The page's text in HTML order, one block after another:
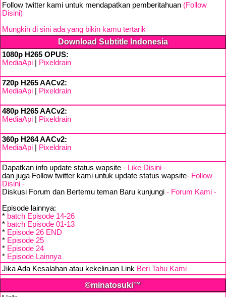
Follow twitter kami untuk mendapatkan pemberitahuan (Follow
Disini)
Mungkin di sini ada yang bikin kamu tertarik
Download Subtitle Indonesia
1080p H265 OPUS:
MediaApi
Pixeldrain
720p H265 AACv2:
MediaApi
Pixeldrain
480p H265 AACv2:
MediaApi
Pixeldrain
360p H264 AACv2:
MediaApi
Pixeldrain
Dapatkan info update status wapsite - Like Disini -
dan juga Follow twitter kami untuk update status wapsite- Follow
Disini -
Diskusi Forum dan Bertemu teman Baru kunjungi - Forum Kami -
Episode lainnya:
* batch Episode 14-26
* batch Episode 01-13
* Episode 26 END
* Episode 25
* Episode 24
* Episode Lainnya
Jika Ada Kesalahan atau kekeliruan Link Beri Tahu Kami
©minatosuki™